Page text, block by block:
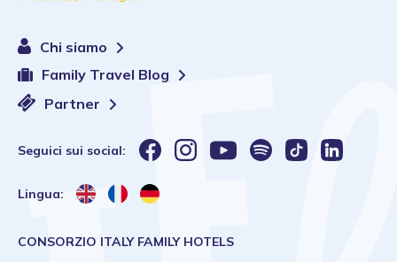
Chi siamo
Family Travel Blog
Partner
Seguici sui social:
Lingua:
CONSORZIO ITALY FAMILY HOTELS